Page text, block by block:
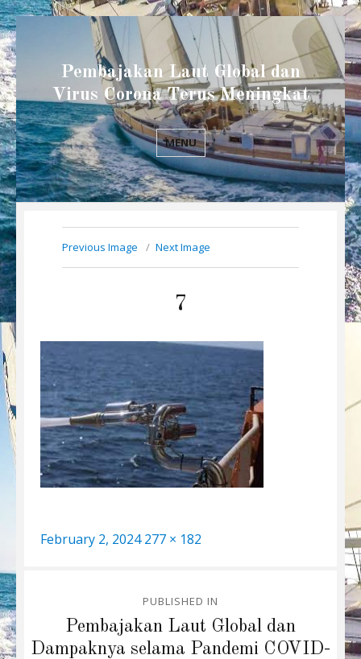
Pembajakan Laut Global dan
Virus Corona Terus Meningkat
MENU
Previous Image Next Image
7
Posted
February 2, 2024 Full
277 × 182
navigation
PUBLISHED IN
Pembajakan Laut Global dan
Dampaknya selama Pandemi COVID-